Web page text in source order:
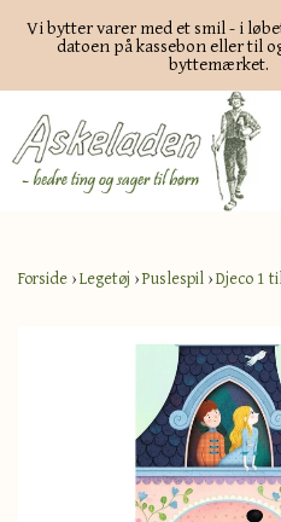
Vi bytter varer med et smil - i
datoen på kassebon eller til
byttemærket.
Forside ›Legetøj ›Puslespil ›Djeco 1